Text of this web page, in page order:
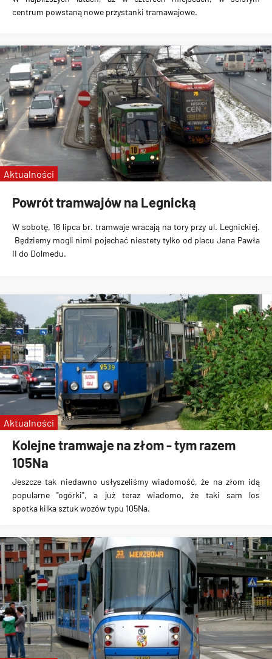
centrum powstaną nowe przystanki tramawajowe.
Powrót tramwajów na Legnicką
W sobotę, 16 lipca br. tramwaje wracają na tory przy ul. Legnickiej.
Będziemy mogli nimi pojechać niestety tylko od placu Jana Pawła
II do Dolmedu.
Aktualności
Kolejne tramwaje na złom - tym razem
105Na
Jeszcze tak niedawno usłyszeliśmy wiadomość, że na złom idą
popularne "ogórki", a już teraz wiadomo, że taki sam los
spotka kilka sztuk wozów typu 105Na.
Aktualności